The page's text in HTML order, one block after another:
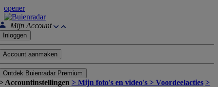
opener
Mijn Account
Inloggen
Account aanmaken
Ontdek Buienradar Premium
Accountinstellingen > Mijn foto's en video's > Voordeelacties >